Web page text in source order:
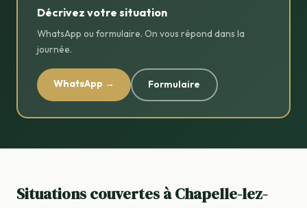
Décrivez votre situation
WhatsApp ou formulaire. On vous répond dans la
journée.
WhatsApp → Formulaire
Situations couvertes à Chapelle-lez-